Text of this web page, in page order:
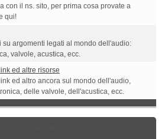
con il ns. sito, per prima cosa provate a
qui!
su argomenti legati al mondo dell'audio:
valvole, acustica, ecc.
ed altre risorse
ed altro ancora sul mondo dell'audio,
delle valvole, dell'acustica, ecc.